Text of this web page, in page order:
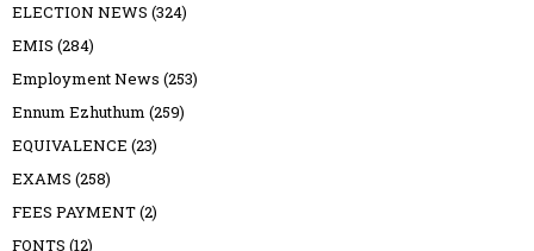
ELECTION NEWS (324)
EMIS (284)
Employment News (253)
Ennum Ezhuthum (259)
EQUIVALENCE (23)
EXAMS (258)
FEES PAYMENT(2)
FONTS (12)